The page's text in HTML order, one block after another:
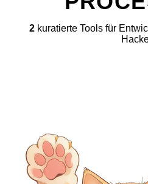
2 kuratierte Tools für